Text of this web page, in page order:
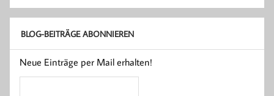
BLOG-BEITRÄGE ABONNIEREN
Neue Einträge per Mail erhalten!